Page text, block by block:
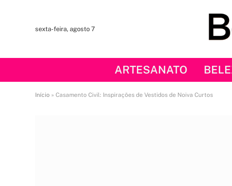
sexta-feira, agosto 7
ARTESANATO
Início » Casamento Civil: Inspirações de Vestidos de Noiva Curtos